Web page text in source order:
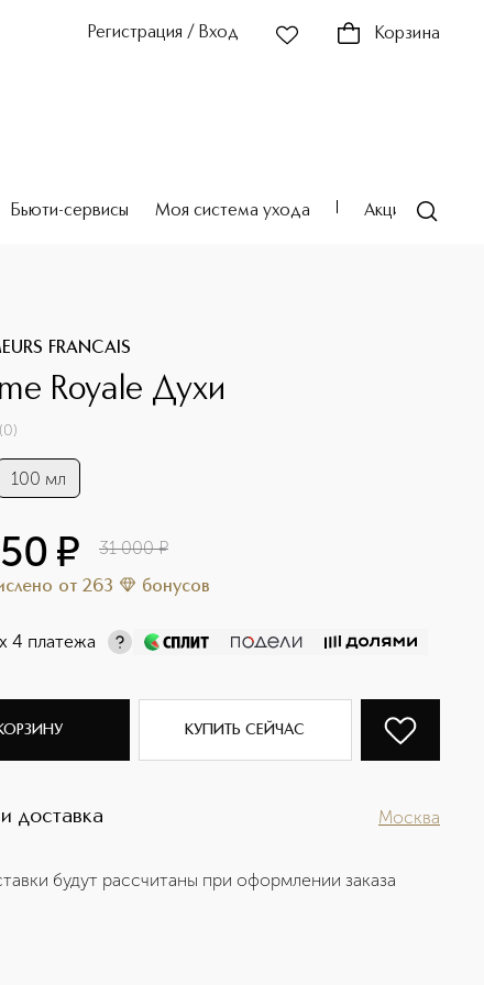
Регистрация / Вход Корзина
Бьюти-сервисы Моя система ухода Акции
FRANCAIS
Royale Духи
(0)
100 мл
¤ 31 000 ¤
от 263 бонусов
х 4 платежа
КУПИТЬ СЕЙЧАС
доставка Москва
будут рассчитаны при оформлении заказа